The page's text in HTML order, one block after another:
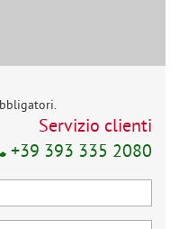
Servizio clienti
+39 393 335 2080